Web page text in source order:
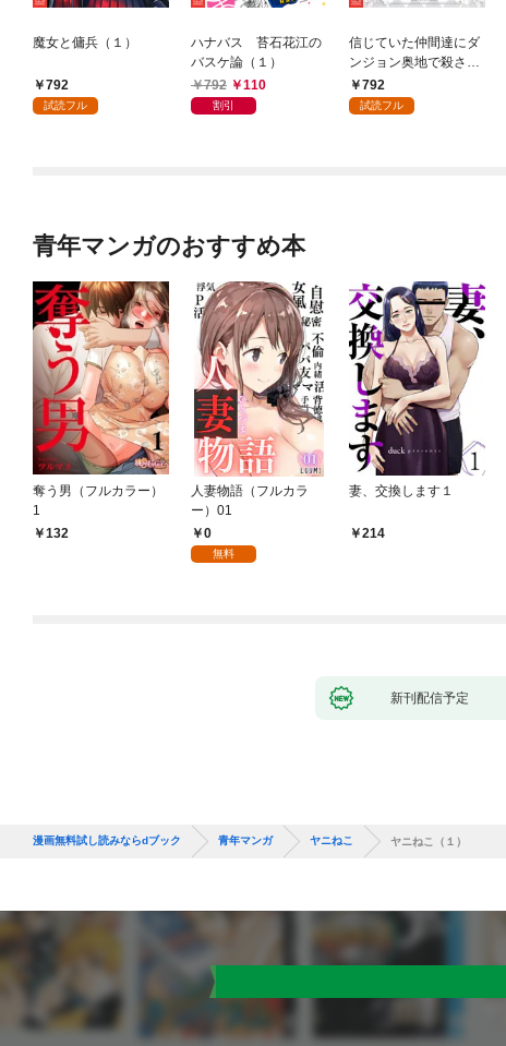
魔女と傭兵（１）
792
試読フル
ハナバス 苔石花江の
バスケ論（１）
792
110
割引
信じていた仲間達にダ
ンジョン奥地で殺され
かけたがギフト『無限
ガチャ』でレベル９９
792
試読フル
青年マンガのおすすめ本
奪う男（フルカラー）
1
132
人妻物語（フルカラ
ー）01
0
無料
妻、交換します１
214
新刊配信予定
漫画無料試し読みならdブック 青年マンガ ヤニねこ ヤニねこ（１）